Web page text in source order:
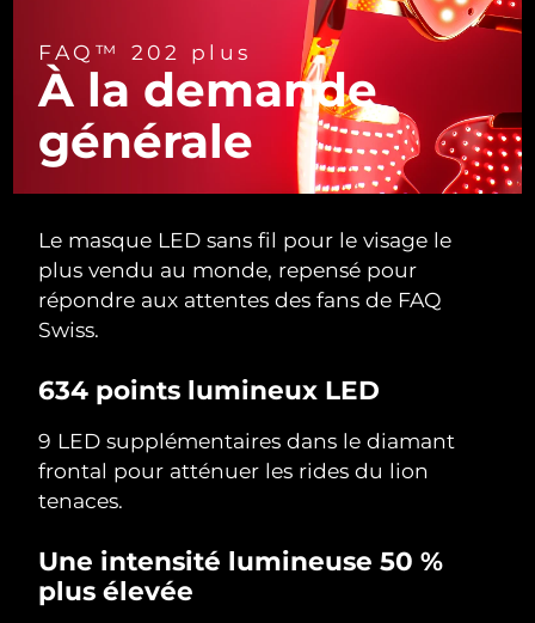
FAQ™ 202 plus
À la demande
générale
Le masque LED sans fil pour le visage le
plus vendu au monde, repensé pour
répondre aux attentes des fans de FAQ
Swiss.
634 points lumineux LED
9 LED supplémentaires dans le diamant
frontal pour atténuer les rides du lion
tenaces.
Une intensité lumineuse 50 %
plus élevée